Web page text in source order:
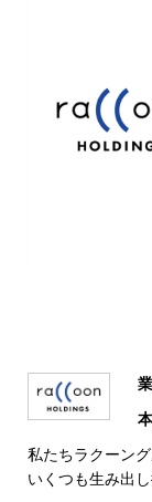
私たちラクーン
いくつも生み出